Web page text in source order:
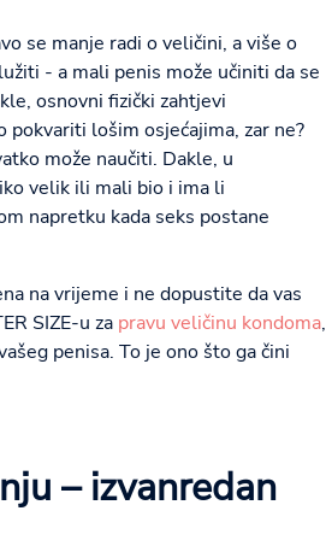
se manje radi o veličini, a više o
- a mali penis može učiniti da se
osnovni fizički zahtjevi
pokvariti lošim osjećajima, zar ne?
može naučiti. Dakle, u
velik ili mali bio i ima li
napretku kada seks postane
na vrijeme i ne dopustite da vas
SIZE-u za pravu veličinu kondoma,
penisa. To je ono što ga čini
– izvanredan